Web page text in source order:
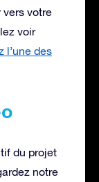
vers votre
voir
l’une des
du projet
notre